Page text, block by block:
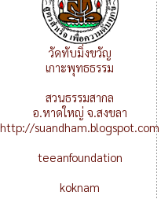
วัดทับมิ่งขวัญ
เกาะพุทธธรรม
สวนธรรมสากล
อ.หาดใหญ่ จ.สงขลา
http://suandham.blogspot.com
teeanfoundation
koknam